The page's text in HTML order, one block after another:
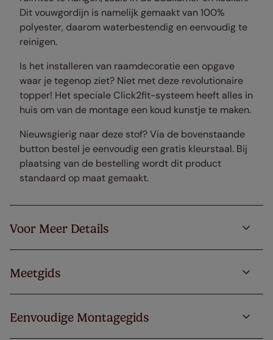
Dit vouwgordijn is namelijk gemaakt van 100%
polyester, daarom waterbestendig en eenvoudig te
reinigen.
Is het installeren van raamdecoratie een opgave
waar je tegenop ziet? Niet met deze revolutionaire
topper! Het speciale Click2fit-systeem heeft alles in
huis om van de montage een koud kunstje te maken.
Nieuwsgierig naar deze stof? Via de bovenstaande
button bestel je eenvoudig een gratis kleurstaal. Bij
plaatsing van de bestelling wordt dit product
standaard op maat gemaakt.
Voor Meer Details
Meetgids
Eenvoudige Montagegids